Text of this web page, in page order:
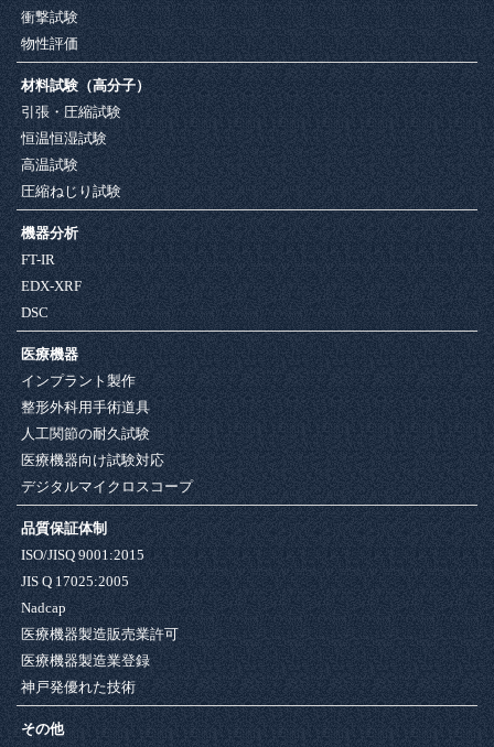
衝撃試験
物性評価
材料試験（高分子）
引張・圧縮試験
恒温恒湿試験
高温試験
圧縮ねじり試験
機器分析
FT-IR
EDX-XRF
DSC
医療機器
インプラント製作
整形外科用手術道具
人工関節の耐久試験
医療機器向け試験対応
デジタルマイクロスコープ
品質保証体制
ISO/JISQ 9001:2015
JIS Q 17025:2005
Nadcap
医療機器製造販売業許可
医療機器製造業登録
神戸発優れた技術
その他